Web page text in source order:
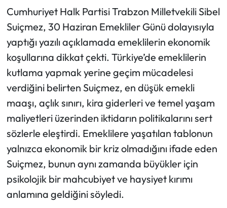
Cumhuriyet Halk Partisi Trabzon Milletvekili Sibel
Suiçmez, 30 Haziran Emekliler Günü dolayısıyla
yaptığı yazılı açıklamada emeklilerin ekonomik
koşullarına dikkat çekti. Türkiye’de emeklilerin
kutlama yapmak yerine geçim mücadelesi
verdiğini belirten Suiçmez, en düşük emekli
maaşı, açlık sınırı, kira giderleri ve temel yaşam
maliyetleri üzerinden iktidarın politikalarını sert
sözlerle eleştirdi. Emeklilere yaşatılan tablonun
yalnızca ekonomik bir kriz olmadığını ifade eden
Suiçmez, bunun aynı zamanda büyükler için
psikolojik bir mahcubiyet ve haysiyet kırımı
anlamına geldiğini söyledi.
Spor Yazıları
Mektup Galeri
Ekonomi
Sağlık
Turizm
Teknoloji